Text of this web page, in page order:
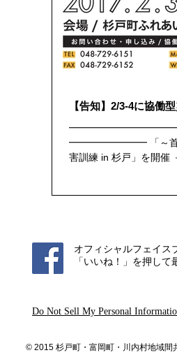
【告知】2/3-4に協働
━━━━━━━━ 「～首都
害訓練 in 杉戸」を開催
オフィシャルフェイス
「いいね！」を押して
Do Not Sell My Personal
© 2015 杉戸町・富岡町・川内村地域間